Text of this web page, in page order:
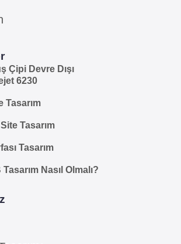
Çipi Devre Dışı
6230
Tasarım
Tasarım
Tasarım
Nasıl Olmalı?